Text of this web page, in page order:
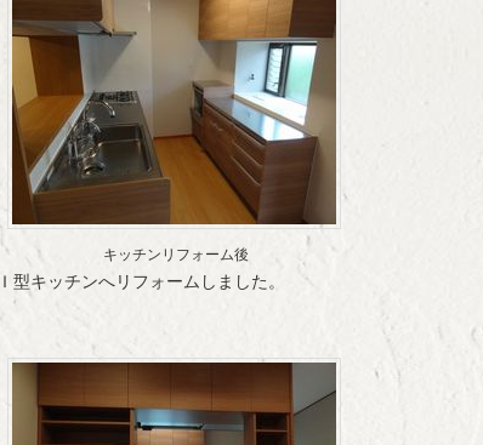
キッチンリフォーム後
キッチンへリフォームしました。